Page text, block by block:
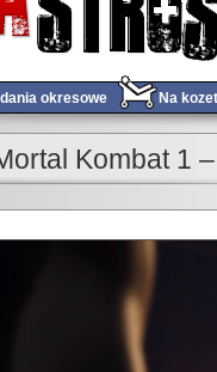
okresowe Na
Kombat 1